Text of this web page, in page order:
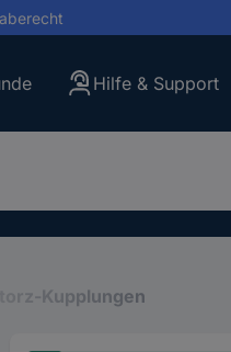
Hilfe & Support
Storz-Kupplungen